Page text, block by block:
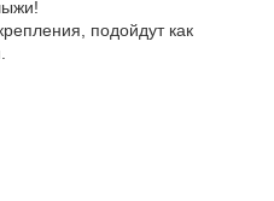
подойдут как